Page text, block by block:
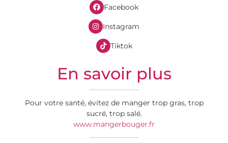
Facebook
Instagram
Tiktok
En savoir plus
Pour votre santé, évitez de manger trop gras, trop
sucré, trop salé.
www.mangerbouger.fr